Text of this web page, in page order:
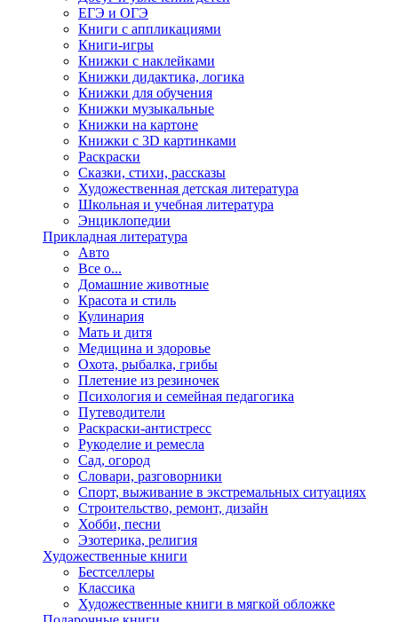
ЕГЭ и ОГЭ
Книги с аппликациями
Книги-игры
Книжки c наклейками
Книжки дидактика, логика
Книжки для обучения
Книжки музыкальные
Книжки на картоне
Книжки с 3D картинками
Раскраски
Сказки, стихи, рассказы
Художественная детская литература
Школьная и учебная литература
Энциклопедии
Прикладная литература
Авто
Все о...
Домашние животные
Красота и стиль
Кулинария
Мать и дитя
Медицина и здоровье
Охота, рыбалка, грибы
Плетение из резиночек
Психология и семейная педагогика
Путеводители
Раскраски-антистресс
Рукоделие и ремесла
Сад, огород
Словари, разговорники
Спорт, выживание в экстремальных ситуациях
Строительство, ремонт, дизайн
Хобби, песни
Эзотерика, религия
Художественные книги
Бестселлеры
Классика
Художественные книги в мягкой обложке